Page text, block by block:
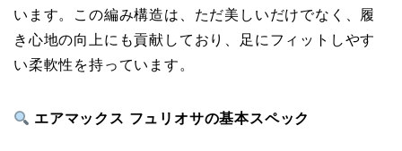
います。この編み構造は、ただ美しいだけでなく、履
き心地の向上にも貢献しており、足にフィットしやす
い柔軟性を持っています。
エアマックス フュリオサの基本スペック